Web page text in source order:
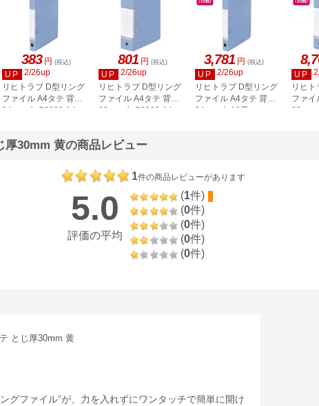
383 円 (税込)
UP
2/26up
リヒトラブ D型リング
ファイル A4タテ 背幅
34mm 水 G2220-14
801 円 (税込)
UP
2/26up
リヒトラブ D型リング
ファイル A4タテ 背幅
88mm 水 G2290-14
3,781 円 (税込)
UP
2/26up
リヒトラブ D型リング
ファイル A4タテ 背幅
34mm 水 10冊
UP
リヒ
ファイ
88mm
厚30mm 黄の商品レビュー
1件の商品レビューがあります
5.0
評価の平均
(1件)
(0件)
(0件)
(0件)
(0件)
とじ厚30mm 黄
グファイル”が、力を入れずにワンタッチで簡単に開け